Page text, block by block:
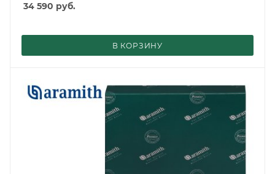
34 590 руб.
В КОРЗИНУ